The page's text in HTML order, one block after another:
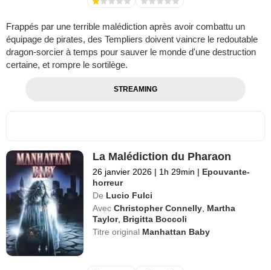
Frappés par une terrible malédiction après avoir combattu un
équipage de pirates, des Templiers doivent vaincre le redoutable
dragon-sorcier à temps pour sauver le monde d'une destruction
certaine, et rompre le sortilège.
STREAMING
La Malédiction du Pharaon
26 janvier 2026 | 1h 29min | Epouvante-
horreur
De Lucio Fulci
Avec Christopher Connelly Martha
Taylor, Brigitta Boccoli
Titre original Manhattan Baby